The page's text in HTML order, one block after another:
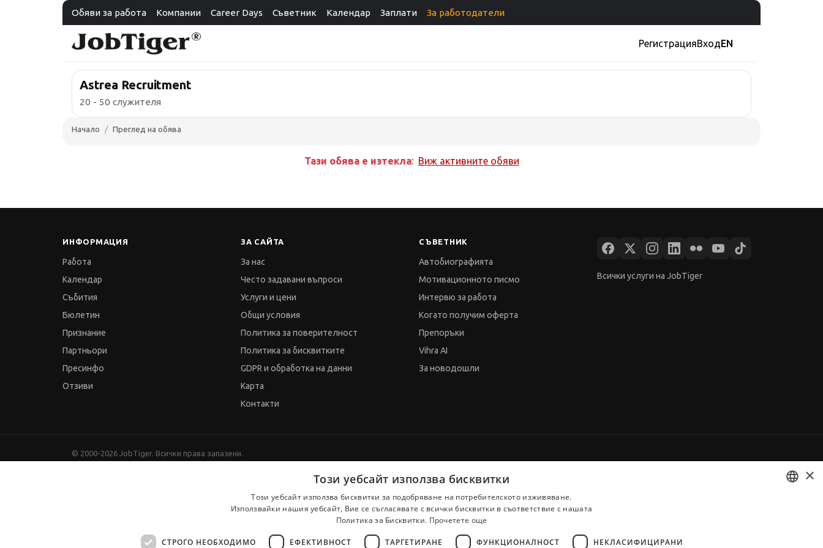
Обяви за работа Компании Career Days Съветник Календар Заплати За работодатели
РегистрацияВходEN
Astrea Recruitment
20 - 50 служителя
Начало Преглед на обява
Тази обява е изтекла: Виж активните обяви
ИНФОРМАЦИЯ
Работа
Календар
Събития
Бюлетин
Признание
Партньори
Пресинфо
Отзиви
ЗА САЙТА
За нас
Често задавани въпроси
Услуги и цени
Общи условия
Политика за поверителност
Политика за бисквитките
GDPR и обработка на данни
Карта
Контакти
СЪВЕТНИК
Автобиографията
Мотивационното писмо
Интервю за работа
Когато получим оферта
Препоръки
Vihra AI
За новодошли
Всички услуги на JobTiger
© 2000-2026 JobTiger. Всички права запазени.
×
Този уебсайт използва бисквитки
Този уебсайт използва бисквитки за подобряване на потребителското изживяване.
Използвайки нашия уебсайт, Вие се съгласявате с всички бисквитки в съответствие с нашата
Политика за Бисквитки. Прочетете още
СТРОГО НЕОБХОДИМО ЕФЕКТИВНОСТ ТАРГЕТИРАНЕ ФУНКЦИОНАЛНОСТ НЕКЛАСИФИЦИРАНИ